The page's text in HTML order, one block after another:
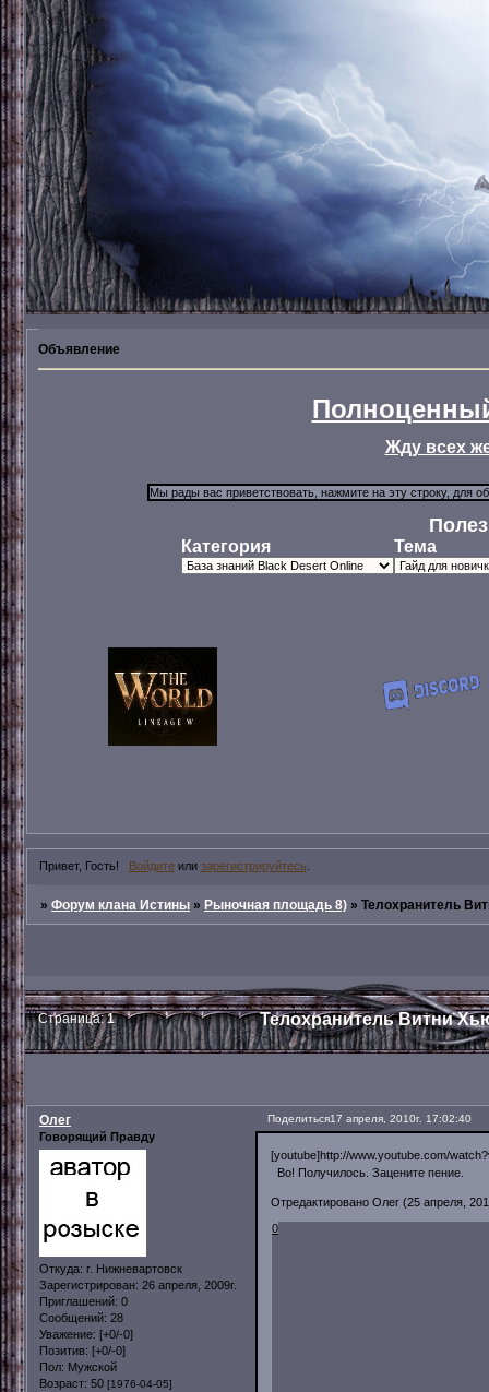
Объявление
Жду всех
Категория Тема
Привет, Гость! Войдитеили зарегистрируйтесь
»Форум клана Истины »Рыночная площадь 8) »Телохранитель
Телохранитель Витни
Страница:1
Поделиться17 апреля, 2010г. 17:02:40
Олег
Говорящий Правду
Откуда: г. Нижневартовск
Зарегистрирован: 26 апреля, 2009г.
Приглашений: 0
Сообщений: 28
Уважение: [+0/-0]
Позитив: [+0/-0]
Пол: Мужской
Возраст: 50 [1976-04-05]
[youtube]http://www.youtube.com/
Во! Получилось. Зацените пение.
Отредактировано Олег (25 апреля,
0